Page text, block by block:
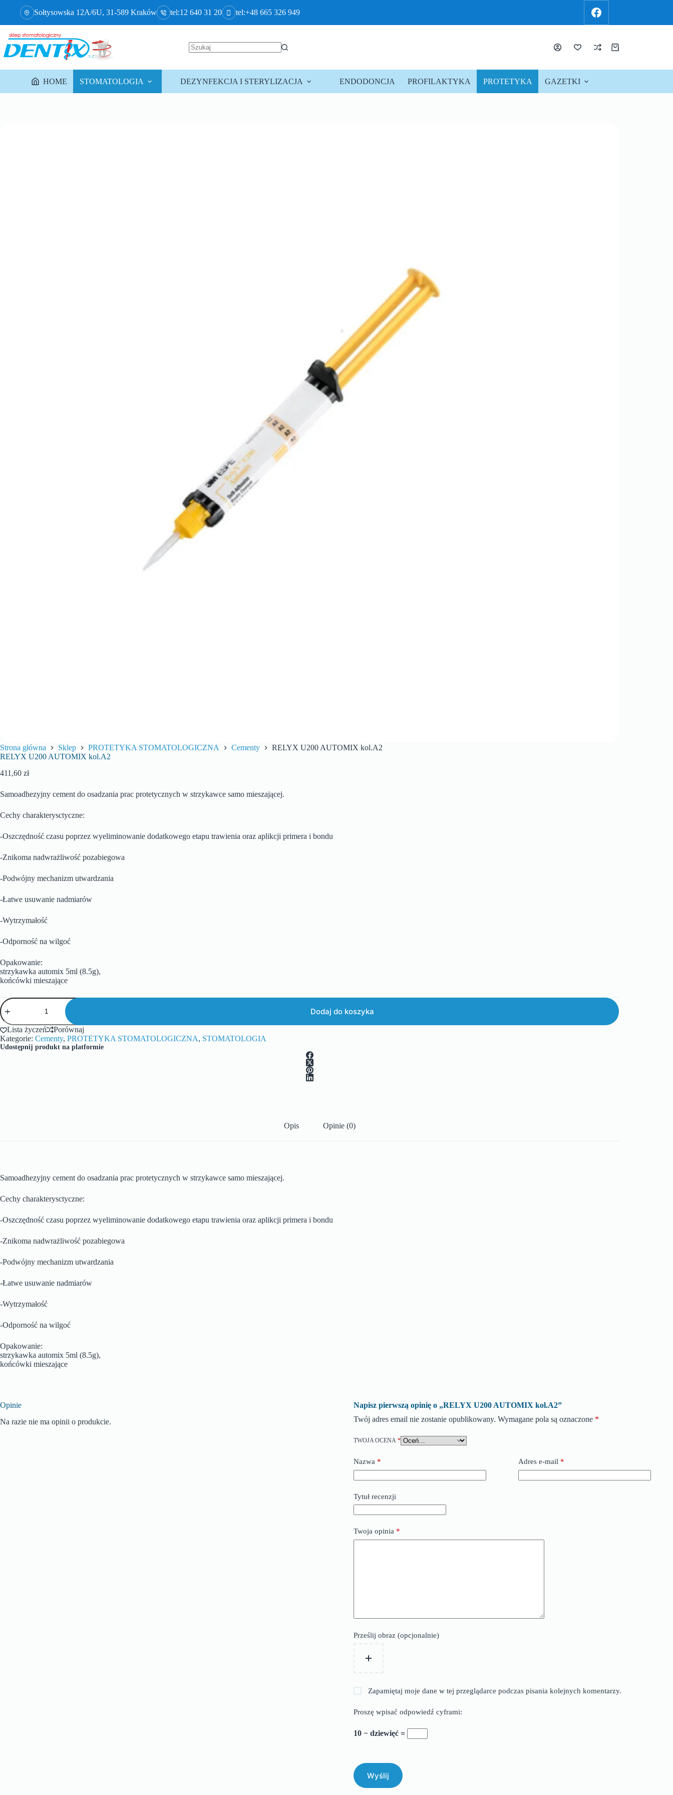
Sołtysowska 12A/6U, 31-589 Kraków tel:12 640 31 20 tel:+48 665 326 949
HOME STOMATOLOGIA DEZYNFEKCJA I STERYLIZACJA ENDODONCJA PROFILAKTYKA PROTETYKA GAZETKI
Strona główna Sklep PROTETYKA STOMATOLOGICZNA Cementy
RELYX U200 AUTOMIX kol.A2
RELYX U200 AUTOMIX kol.A2
411,60 zł
Samoadhezyjny cement do osadzania prac protetycznych w strzykawce samo mieszającej.
Cechy charakterysctyczne:
-Oszczędność czasu poprzez wyeliminowanie dodatkowego etapu trawienia oraz aplikcji primera i bondu
-Znikoma nadwrażliwość pozabiegowa
-Podwójny mechanizm utwardzania
-Łatwe usuwanie nadmiarów
-Wytrzymałość
-Odporność na wilgoć
Opakowanie:
strzykawka automix 5ml (8.5g),
końcówki mieszające
Dodaj do koszyka
Lista życzeń
Porównaj
Kategorie: Cementy, PROTETYKA STOMATOLOGICZNA, STOMATOLOGIA
Udostępnij produkt na platformie
Opis Opinie (0)
Samoadhezyjny cement do osadzania prac protetycznych w strzykawce samo mieszającej.
Cechy charakterysctyczne:
-Oszczędność czasu poprzez wyeliminowanie dodatkowego etapu trawienia oraz aplikcji primera i bondu
-Znikoma nadwrażliwość pozabiegowa
-Podwójny mechanizm utwardzania
-Łatwe usuwanie nadmiarów
-Wytrzymałość
-Odporność na wilgoć
Opakowanie:
strzykawka automix 5ml (8.5g),
końcówki mieszające
Opinie
Na razie nie ma opinii o produkcie.
Napisz pierwszą opinię o „RELYX U200 AUTOMIX kol.A2”
Twój adres email nie zostanie opublikowany. Wymagane pola są oznaczone *
TWOJA OCENA *
Nazwa * Adres e-mail *
Tytuł recenzji
Twoja opinia *
Prześlij obraz (opcjonalnie)
Zapamiętaj moje dane w tej przeglądarce podczas pisania kolejnych komentarzy.
Proszę wpisać odpowiedź cyframi:
10 − dziewięć =
Wyślij